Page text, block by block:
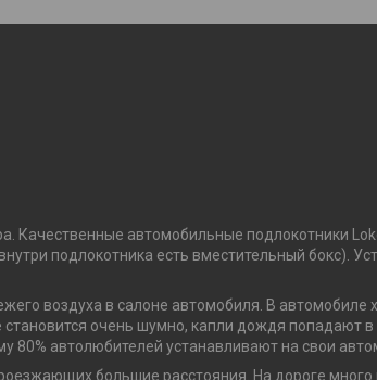
Качественные автомобильные подлокотники
подлокотника есть вместительный бокс).
воздуха в салоне автомобиля. В автомобиле
очень шумно, капли дождя попадают
80% автолюбителей устанавливают на свои
большие расстояния. На дороге много